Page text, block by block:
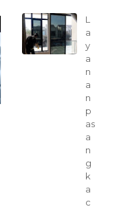
L
a
y
a
n
a
n
p
as
a
n
g
k
a
c